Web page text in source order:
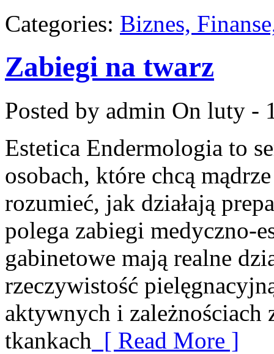
Categories: Biznes,
Zabiegi na twarz
Posted by admin On luty -
Estetica Endermologia to
osobach, które chcą
rozumieć, jak działają
polega zabiegi medyczno-
gabinetowe mają realne
rzeczywistość
aktywnych i zależnościach
tkankach [ Read More ]